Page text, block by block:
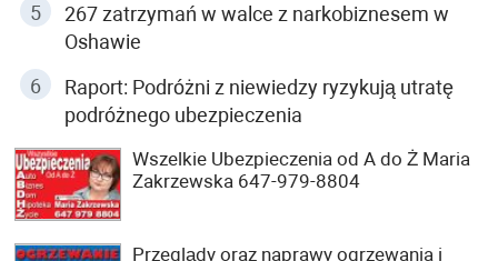
267 zatrzymań w walce z narkobiznesem w
Oshawie
Raport: Podróżni z niewiedzy ryzykują utratę
podróżnego ubezpieczenia
Wszelkie Ubezpieczenia od A do Ż Maria
Zakrzewska 647-979-8804
Przeglądy oraz naprawy ogrzewania i